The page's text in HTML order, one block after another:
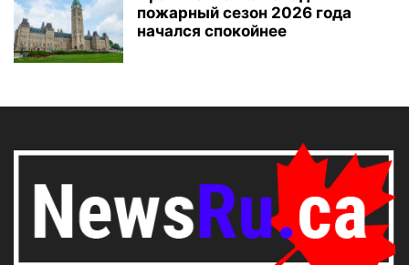
пожарный сезон 2026 года
начался спокойнее